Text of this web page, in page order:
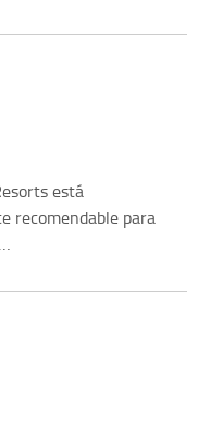
está
recomendable para